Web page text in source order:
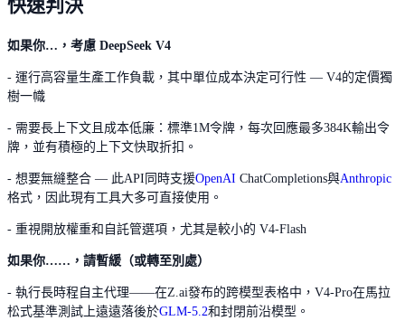
快速判決
如果你…，考慮 DeepSeek V4
- 運行高容量生產工作負載，其中單位成本決定可行性 — V4的定價獨
樹一幟
- 需要長上下文且成本低廉：標準1M令牌，每次回應最多384K輸出令
牌，並有積極的上下文快取折扣。
- 想要無縫整合 — 此API同時支援OpenAI ChatCompletions與Anthropic
格式，因此現有工具大多可直接使用。
- 重視開放權重和自託管選項，尤其是較小的 V4-Flash
如果你……，請暫緩（或轉至別處）
- 執行長時程自主代理——在Z.ai發布的跨模型表格中，V4-Pro在馬拉
松式基準測試上遠遠落後於GLM-5.2和封閉前沿模型。